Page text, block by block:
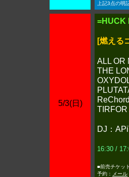
上記3点の明
5/3(日)
=HUCK
[燃える
ALL OR
THE
TIRFOR
DJ：
16:30 /
■前売チケット
予約：
メール